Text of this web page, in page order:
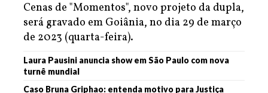
Cenas de "Momentos", novo projeto da dupla,
será gravado em Goiânia, no dia 29 de março
de 2023 (quarta-feira).
Laura Pausini anuncia show em São Paulo com nova
turnê mundial
Caso Bruna Griphao: entenda motivo para Justiça